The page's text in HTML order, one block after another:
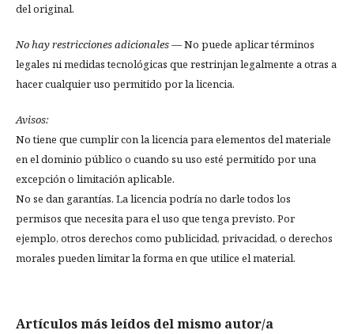
del original.
No hay restricciones adicionales— No puede aplicar términos
legales ni medidas tecnológicas que restrinjan legalmente a otras a
hacer cualquier uso permitido por la licencia.
Avisos:
No tiene que cumplir con la licencia para elementos del materiale
en el dominio público o cuando su uso esté permitido por una
excepción o limitación aplicable.
No se dan garantías. La licencia podría no darle todos los
permisos que necesita para el uso que tenga previsto. Por
ejemplo, otros derechos como publicidad, privacidad, o derechos
morales pueden limitar la forma en que utilice el material.
Artículos más leídos del mismo autor/a